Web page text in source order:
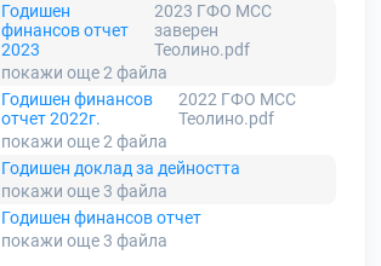
Годишен
финансов отчет
2023
2023 ГФО МСС
заверен
Теолино.pdf
покажи още 2файла
Годишен финансов
отчет 2022г.
2022 ГФО МСС
Теолино.pdf
покажи още 2файла
Годишен доклад за дейността
покажи още 3 файла
Годишен финансов отчет
покажи още 3 файла